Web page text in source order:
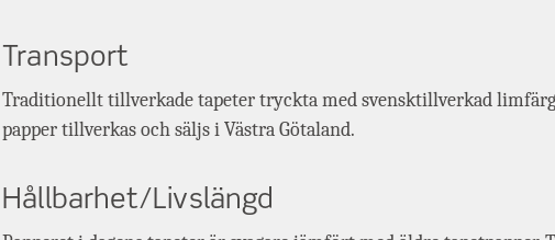
Transport
Traditionellt tillverkade tapeter tryckta med svensktillverkad
papper tillverkas och säljs i Västra Götaland.
Hållbarhet/Livslängd